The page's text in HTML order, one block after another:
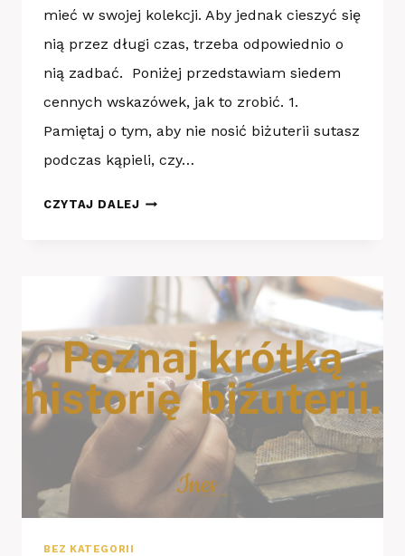
mieć w swojej kolekcji. Aby jednak cieszyć się
nią przez długi czas, trzeba odpowiednio o
nią zadbać. Poniżej przedstawiam siedem
cennych wskazówek, jak to zrobić. 1.
Pamiętaj o tym, aby nie nosić biżuterii sutasz
podczas kąpieli, czy…
CZYTAJ DALEJJAK
BEZ KATEGORII